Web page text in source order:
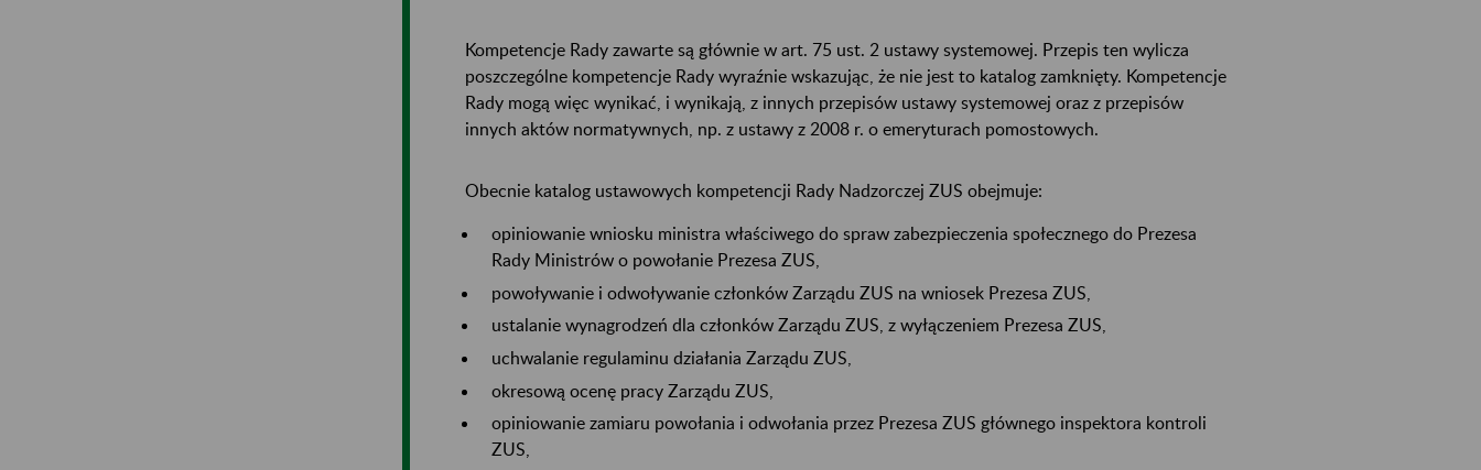
Kompetencje Rady zawarte są głównie w art. 75 ust. 2 ustawy systemowej. Przepis ten wylicza
poszczególne kompetencje Rady wyraźnie wskazując, że nie jest to katalog zamknięty. Kompetencje
Rady mogą więc wynikać, i wynikają, z innych przepisów ustawy systemowej oraz z przepisów
innych aktów normatywnych, np. z ustawy z 2008 r. o emeryturach pomostowych.
Obecnie katalog ustawowych kompetencji Rady Nadzorczej ZUS obejmuje:
opiniowanie wniosku ministra właściwego do spraw zabezpieczenia społecznego do Prezesa
Rady Ministrów o powołanie Prezesa ZUS,
powoływanie i odwoływanie członków Zarządu ZUS na wniosek Prezesa ZUS,
ustalanie wynagrodzeń dla członków Zarządu ZUS, z wyłączeniem Prezesa ZUS,
uchwalanie regulaminu działania Zarządu ZUS,
okresową ocenę pracy Zarządu ZUS,
opiniowanie zamiaru powołania i odwołania przez Prezesa ZUS głównego inspektora kontroli
ZUS,